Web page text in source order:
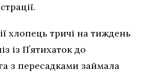
хлопець тричі на тиждень
із Пʼятихаток до
з пересадками займала